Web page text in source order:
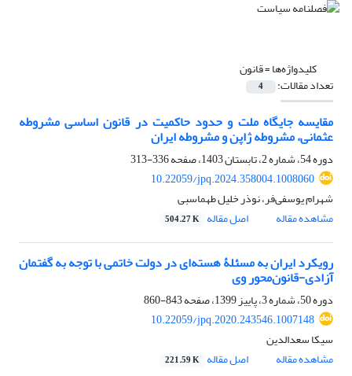
کلیدواژه‌ها =قانون
تعداد مقالات: 4
مقایسه جایگاه ملت و حدود حاکمیت در قانون اساسی مشروطه
عثمانی، مشروطه ژاپن و مشروطه ایران
دوره 54، شماره 2، تابستان 1403، صفحه
336-313
10.22059/jpq.2024.358004.1008060
شهرام یوسفی‌فر، نوذر خلیل طهماسبی
مشاهده مقاله
اصل مقاله 504.27 K
رویکرد ایران به مسئلۀ هسته‌ای در دولت خاتمی با توجه به گفتمان
آزادی-قانون‌محور وی
دوره 50، شماره 3، پاییز 1399، صفحه
843-860
10.22059/jpq.2020.243546.1007148
سیکا سعدالدین
مشاهده مقاله
اصل مقاله 221.59 K